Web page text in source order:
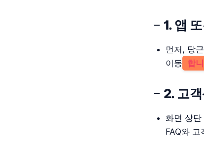
1. 앱
먼저, 당
이동 합
2. 고
화면 상단
FAQ와